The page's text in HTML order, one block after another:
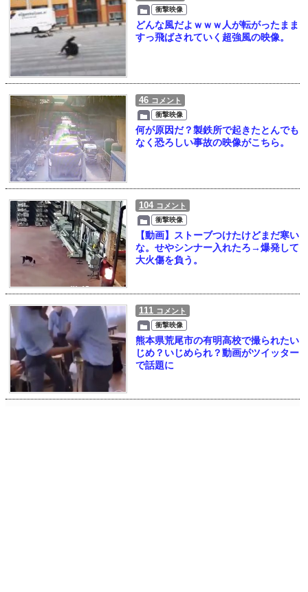
衝撃映像
どんな風だよｗｗｗ人が転がったまま
すっ飛ばされていく超強風の映像。
46 コメント
衝撃映像
何が原因だ？製鉄所で起きたとんでも
なく恐ろしい事故の映像がこちら。
104 コメント
衝撃映像
【動画】ストーブつけたけどまだ寒い
な。せやシンナー入れたろ→爆発して
大火傷を負う。
111 コメント
衝撃映像
熊本県荒尾市の有明高校で撮られたい
じめ？いじめられ？動画がツイッター
で話題に